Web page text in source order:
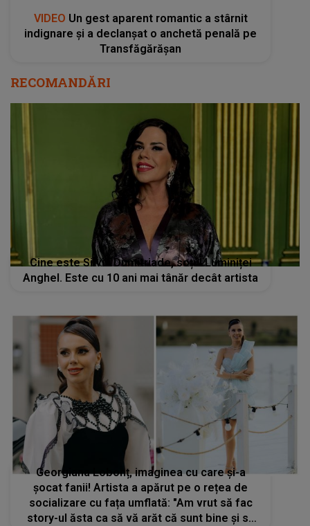
VIDEO Un gest aparent romantic a stârnit
indignare și a declanșat o anchetă penală pe
Transfăgărășan
RECOMANDĂRI
Cine este Silviu Dumitriade, soțul Luminiței
Anghel. Este cu 10 ani mai tânăr decât artista
Georgiana Lobonț, imaginea cu care și-a
șocat fanii! Artista a apărut pe o rețea de
socializare cu fața umflată: "Am vrut să fac
story-ul ăsta ca să vă arăt că sunt bine și să